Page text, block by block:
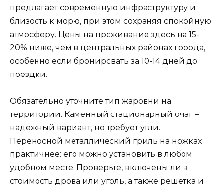
предлагает современную инфраструктуру и
близость к морю, при этом сохраняя спокойную
атмосферу. Цены на проживание здесь на 15-
20% ниже, чем в центральных районах города,
особенно если бронировать за 10-14 дней до
поездки.
Обязательно уточните тип жаровни на
территории. Каменный стационарный очаг –
надежный вариант, но требует угли.
Переносной металлический гриль на ножках
практичнее: его можно установить в любом
удобном месте. Проверьте, включены ли в
стоимость дрова или уголь, а также решетка и